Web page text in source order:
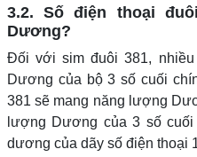
3.2. Số điện thoại
Dương?
Đối với sim đuôi 381,
Dương của bộ 3 số cuối
381 sẽ mang năng lượng
lượng Dương của 3 số
dương của dãy số điện thoại